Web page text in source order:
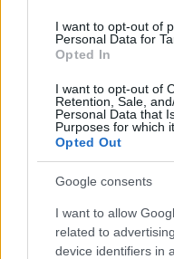
I want to opt-out of
Personal Data for
Opted In
I want to opt-out of
Retention, Sale,
Personal Data that
Purposes for which
Opted Out
Google consents
I want to allow
related to
device identifiers in
A brit nem tudja